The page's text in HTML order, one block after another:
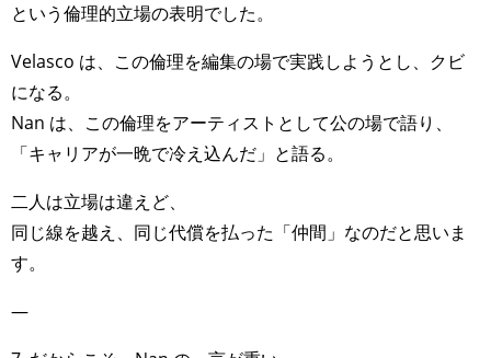
という倫理的立場の表明でした。
Velasco は、この倫理を編集の場で実践しようとし、クビ
になる。
Nan は、この倫理をアーティストとして公の場で語り、
「キャリアが一晩で冷え込んだ」と語る。
二人は立場は違えど、
同じ線を越え、同じ代償を払った「仲間」なのだと思いま
す。
—